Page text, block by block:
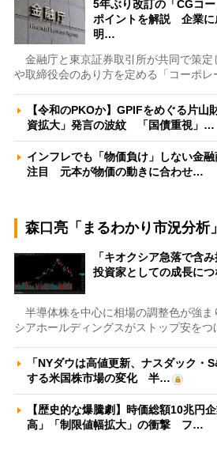
5年ぶり改訂の「CGコ
ポイントを解説 企業に
明…
金融庁と東京証券取引所が共同で策定
や取締役会のあり方を定める「コーポ
【令和のPKOか】GPIFをめぐる片山
資拡大」発言の波紋 「国債重視」…
インフレでも「物価負け」しない金
注目 元本が物価の動きに合わせ…
森口亮「まるわかり市況分析」
「キオクシア急落で含
投資家としての成長に
半導体株を中心に相場の調整色が強ま
シアホールディングスがストップ安を
「NYダウは高値更新、ナスダック・
する米国株市場の変化 半…
【歴史的な爆騰劇】時価総額10兆円
高」「制限値幅拡大」の衝撃 フ…